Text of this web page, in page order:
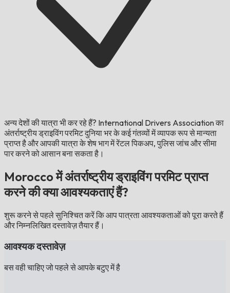
अन्य देशों की यात्रा भी कर रहे हैं? International Drivers Association का
अंतर्राष्ट्रीय ड्राइविंग परमिट दुनिया भर के कई गंतव्यों में व्यापक रूप से मान्यता
प्राप्त है और आपकी यात्रा के शेष भाग में रेंटल पिकअप, पुलिस जांच और सीमा
पार करने को आसान बना सकता है।
Morocco में अंतर्राष्ट्रीय ड्राइविंग परमिट प्राप्त
करने की क्या आवश्यकताएं हैं?
शुरू करने से पहले सुनिश्चित करें कि आप पात्रता आवश्यकताओं को पूरा करते हैं
और निम्नलिखित दस्तावेज़ तैयार हैं।
आवश्यक दस्तावेज़
बस वही चाहिए जो पहले से आपके बटुए में है